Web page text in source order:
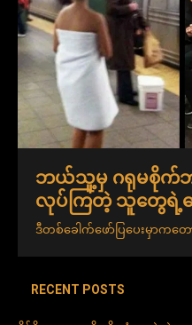
ဘယ်သူ့မှ ဂရုမစိုက်
လုပ်ကြတဲ့ သူတွေရဲ့ဓာ
ဒီတစ်ခေါက်ဖော်ပြပေးမှာကတေ
RECENT POSTS